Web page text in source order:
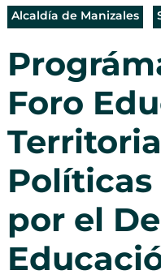
Alcaldía de Manizales
Foro
por el